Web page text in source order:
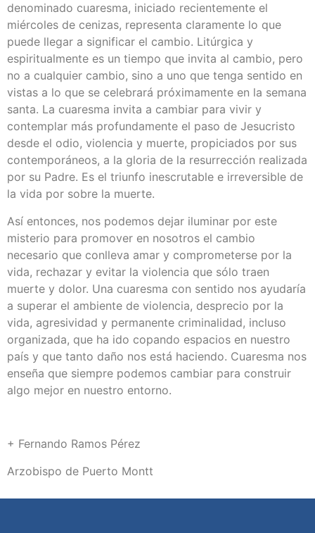
denominado cuaresma, iniciado recientemente el
miércoles de cenizas, representa claramente lo que
puede llegar a significar el cambio. Litúrgica y
espiritualmente es un tiempo que invita al cambio, pero
no a cualquier cambio, sino a uno que tenga sentido en
vistas a lo que se celebrará próximamente en la semana
santa. La cuaresma invita a cambiar para vivir y
contemplar más profundamente el paso de Jesucristo
desde el odio, violencia y muerte, propiciados por sus
contemporáneos, a la gloria de la resurrección realizada
por su Padre. Es el triunfo inescrutable e irreversible de
la vida por sobre la muerte.
Así entonces, nos podemos dejar iluminar por este
misterio para promover en nosotros el cambio
necesario que conlleva amar y comprometerse por la
vida, rechazar y evitar la violencia que sólo traen
muerte y dolor. Una cuaresma con sentido nos ayudaría
a superar el ambiente de violencia, desprecio por la
vida, agresividad y permanente criminalidad, incluso
organizada, que ha ido copando espacios en nuestro
país y que tanto daño nos está haciendo. Cuaresma nos
enseña que siempre podemos cambiar para construir
algo mejor en nuestro entorno.
+ Fernando Ramos Pérez
Arzobispo de Puerto Montt